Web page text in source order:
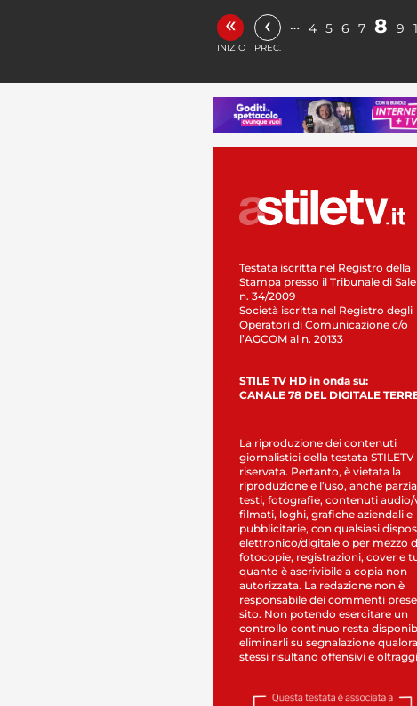
«
INIZIO
‹
PREC.
… 4 5 6 7 8 9
Testata iscritta nel Registro della
Stampa presso il Tribunale di
n. 34/2009
Società iscritta nel Registro degli
Operatori di Comunicazione c/o
l’AGCOM al n. 20133
STILE TV HD in onda su:
CANALE 78 DEL DIGITALE
La riproduzione dei contenuti
giornalistici della testata STILETV
riservata. Pertanto, è vietata la
riproduzione e l’uso, anche
testi, fotografie, contenuti audio/
filmati, loghi, grafiche aziendali e
pubblicitarie, con qualsiasi
elettronico/digitale o per mezzo
fotocopie, registrazioni, cover e
quanto è ascrivibile a copia non
autorizzata. La redazione non è
responsabile dei commenti
sito. Non potendo esercitare un
controllo continuo resta
eliminarli su segnalazione
stessi risultano offensivi e